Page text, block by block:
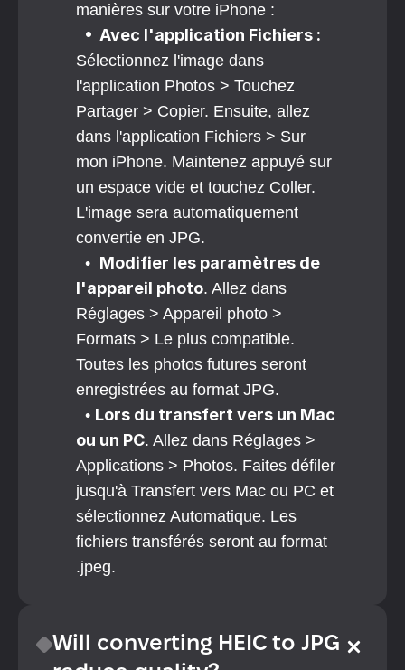
manières sur votre iPhone :
Sélectionnez l'image dans
l'application Photos > Touchez
Partager > Copier. Ensuite, allez
dans l'application Fichiers > Sur
mon iPhone. Maintenez appuyé sur
un espace vide et touchez Coller.
L'image sera automatiquement
convertie en JPG.
  •
Modifier les paramètres de
l'appareil photo. Allez dans
Réglages > Appareil photo >
Formats > Le plus compatible.
Toutes les photos futures seront
enregistrées au format JPG.
  •
Lors du transfert vers un Mac
ou un PC. Allez dans Réglages >
Applications > Photos. Faites défiler
jusqu'à Transfert vers Mac ou PC et
sélectionnez Automatique. Les
fichiers transférés seront au format
.jpeg.
Will converting HEIC to JPG